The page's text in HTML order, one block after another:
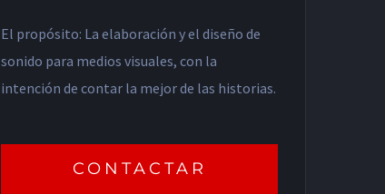
El propósito: La elaboración y el diseño de
sonido para medios visuales, con la
intención de contar la mejor de las historias.
CONTACTAR